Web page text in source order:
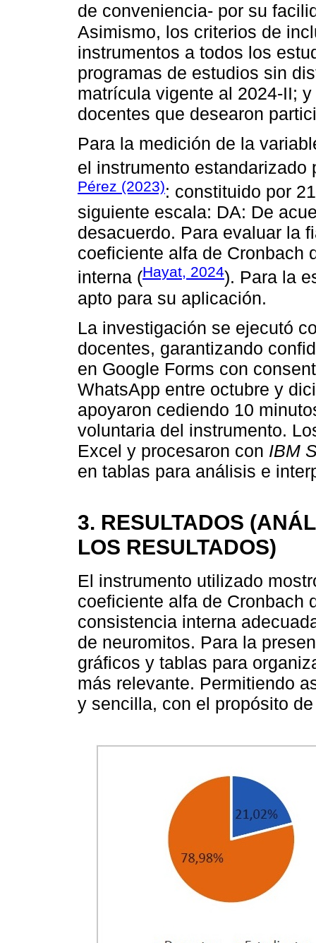
de conveniencia- por su
Asimismo, los criterios de
instrumentos a todos los
programas de estudios sin
matrícula vigente al 2024-II;
docentes que desearon
Para la medición de la
el instrumento estandarizado
Pérez (2023): constituido por
siguiente escala: DA: De
desacuerdo. Para evaluar la
coeficiente alfa de Cronbach
interna (Hayat, 2024). Para la
apto para su aplicación.
La investigación se ejecutó
docentes, garantizando
en Google Forms con
WhatsApp entre octubre y
apoyaron cediendo 10
voluntaria del instrumento.
Excel y procesaron con IBM
en tablas para análisis e
3. RESULTADOS
LOS RESULTADOS)
El instrumento utilizado
coeficiente alfa de Cronbach
consistencia interna
de neuromitos. Para la
gráficos y tablas para
más relevante. Permitiendo
y sencilla, con el propósito